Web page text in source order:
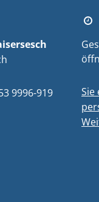
9996-919
Sie